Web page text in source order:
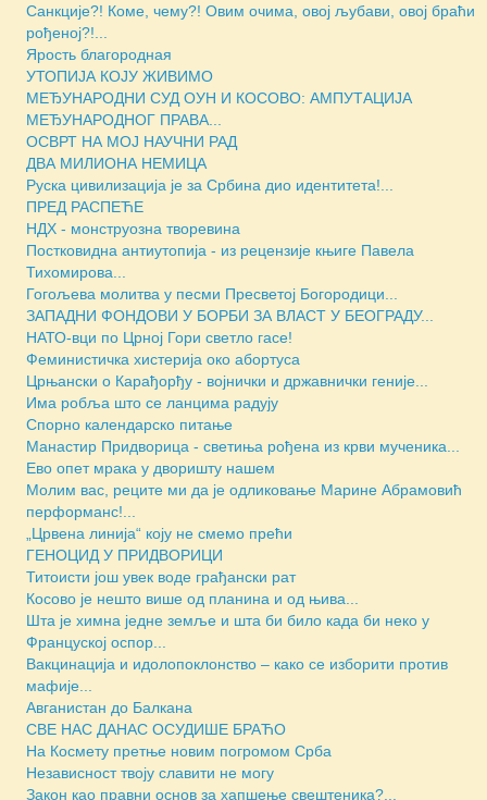
Санкције?! Коме, чему?! Овим очима, овој љубави, овој браћи
рођеној?!...
Ярость благородная
УТОПИЈА КОЈУ ЖИВИМО
МЕЂУНАРОДНИ СУД ОУН И КОСОВО: АМПУТАЦИЈА
МЕЂУНАРОДНОГ ПРАВА...
ОСВРТ НА МОЈ НАУЧНИ РАД
ДВА МИЛИОНА НЕМИЦА
Руска цивилизација је за Србина дио идентитета!...
ПРЕД РАСПЕЋЕ
НДХ - монструозна творевина
Постковидна антиутопија - из рецензије књиге Павела
Тихомирова...
Гогољева молитва у песми Пресветој Богородици...
ЗАПАДНИ ФОНДОВИ У БОРБИ ЗА ВЛАСТ У БЕОГРАДУ...
НАТО-вци по Црној Гори светло гасе!
Феминистичка хистерија око абортуса
Црњански о Карађорђу - војнички и државнички геније...
Има робља што се ланцима радују
Спорно календарско питање
Манастир Придворица - светиња рођена из крви мученика...
Ево опет мрака у дворишту нашем
Молим вас, реците ми да је одликовање Марине Абрамовић
перформанс!...
„Црвена линија“ коју не смемо прећи
ГЕНОЦИД У ПРИДВОРИЦИ
Титоисти још увек воде грађански рат
Косово је нешто више од планина и од њива...
Шта је химна једне земље и шта би било када би неко у
Француској оспор...
Вакцинација и идолопоклонство – како се изборити против
мафије...
Авганистан до Балкана
СВЕ НАС ДАНАС ОСУДИШЕ БРАЋО
На Космету претње новим погромом Срба
Независност твоју славити не могу
Закон као правни основ за хапшење свештеника?...